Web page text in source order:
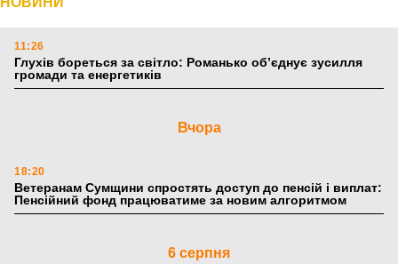
11:26
Глухів бореться за світло: Романько об’єднує зусилля
громади та енергетиків
Вчора
18:20
Ветеранам Сумщини спростять доступ до пенсій і виплат:
Пенсійний фонд працюватиме за новим алгоритмом
6 серпня